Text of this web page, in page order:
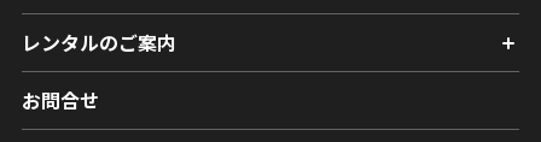
レンタルのご案内
お問合せ